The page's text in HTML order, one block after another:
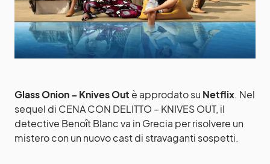
Glass Onion – Knives Out è approdato su Netflix. Nel
sequel di CENA CON DELITTO – KNIVES OUT, il
detective Benoît Blanc va in Grecia per risolvere un
mistero con un nuovo cast di stravaganti sospetti.